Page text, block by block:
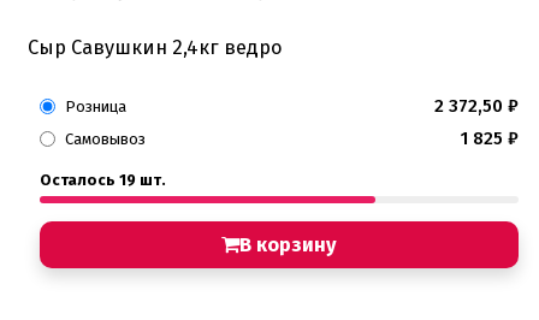
Сыр Савушкин 2,4кг ведро
Розница 2 372,50 ₽
Самовывоз 1 825 ₽
Осталось 19 шт.
В корзину